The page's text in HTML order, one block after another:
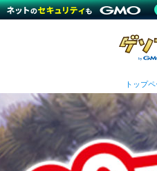
トップ